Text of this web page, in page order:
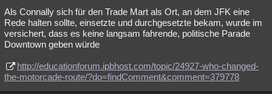
Als Connally sich für den Trade Mart als Ort, an dem JFK eine
Rede halten sollte, einsetzte und durchgesetzte bekam, wurde im
versichert, dass es keine langsam fahrende, politische Parade
Downtown geben würde
http://educationforum.ipbhost.com/topic/24927-who-changed-
the-motorcade-route/?do=findComment&comment=379778